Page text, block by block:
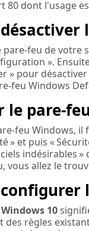
80 dont l'usage
pare-feu de votre
».
» pour
feu Windows
le pare-
feu Windows,
» et puis «
indésirables
vous allez le
10
des règles